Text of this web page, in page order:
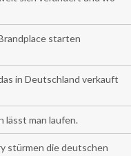
starten
in Deutschland verkauft
lässt man laufen.
stürmen die deutschen